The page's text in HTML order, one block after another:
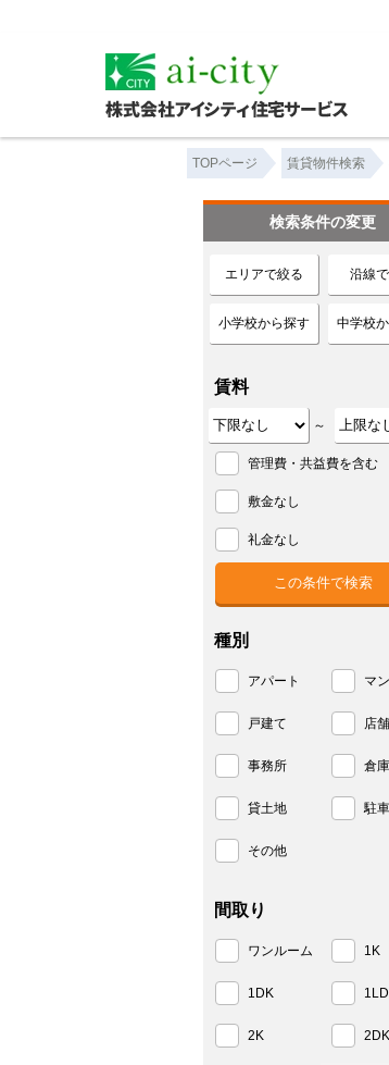
TOPページ 賃貸物件検索
検索条件の変更
エリアで絞る 沿線
小学校から探す 中学校
賃料
～
管理費・共益費を含む
敷金なし
礼金なし
種別
アパート マ
戸建て 店舗
事務所 倉
貸土地 駐
その他
間取り
ワンルーム 1K
1DK
2K 2DK